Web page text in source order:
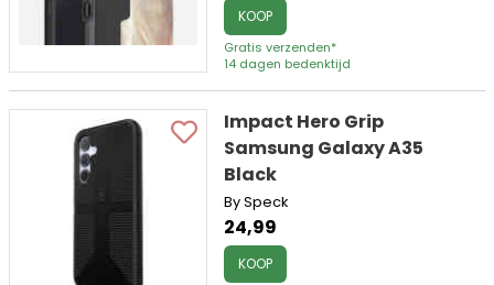
KOOP
Gratis verzenden*
14 dagen bedenktijd
Impact Hero Grip
Samsung Galaxy A35
Black
By Speck
24,99
KOOP